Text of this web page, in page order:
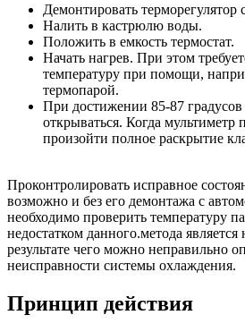
Демонтировать терморегулятор
Налить в кастрюлю воды.
Положить в емкость термостат.
Начать нагрев. При этом
температуру при помощи,
термопарой.
При достижении 85-87 градусов
открываться. Когда
произойти полное раскрытие
Проконтролировать исправное
возможно и без его демонтажа с
необходимо проверить температуру
недостатком данного.метода является
результате чего можно неправильно
неисправности системы охлаждения.
Принцип действия